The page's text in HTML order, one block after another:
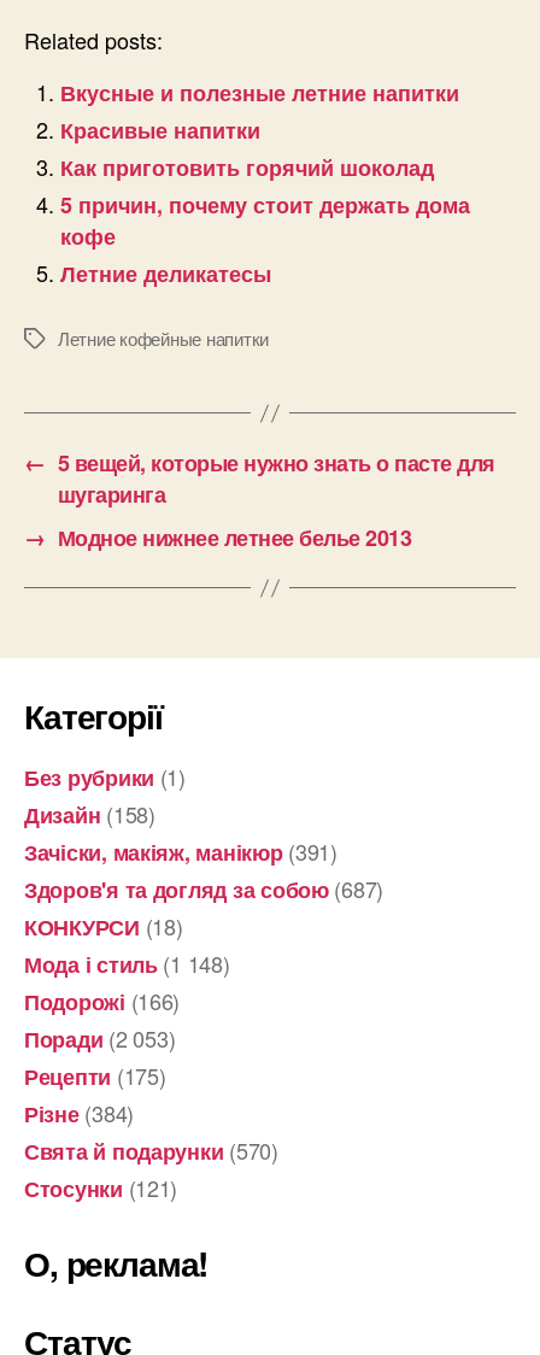
Related posts:
Вкусные и полезные летние напитки
Красивые напитки
Как приготовить горячий шоколад
5 причин, почему стоит держать дома
кофе
Летние деликатесы
Позначки
Летние кофейные напитки
← 5 вещей, которые нужно знать о пасте для
шугаринга
→ Модное нижнее летнее белье 2013
Категорії
Без рубрики (1)
Дизайн (158)
Зачіски, макіяж, манікюр(391)
Здоров'я та догляд за собою(687)
КОНКУРСИ (18)
Мода і стиль(1 148)
Подорожі (166)
Поради (2 053)
Рецепти (175)
Різне(384)
Свята й подарунки (570)
Стосунки (121)
О, реклама!
Статус